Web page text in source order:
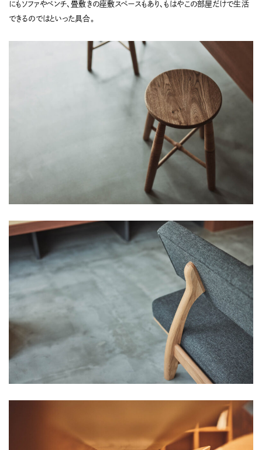
にもソファやベンチ、畳敷きの座敷スペースもあり、もはやこの部屋だけで生活
できるのではといった具合。